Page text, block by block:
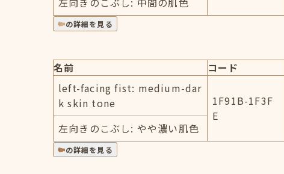
の詳細を見る
名前 コード
left-facing fist: medium-dar
k skin tone
1F91B-1F3F
E
左向きのこぶし: やや濃い肌色
の詳細を見る